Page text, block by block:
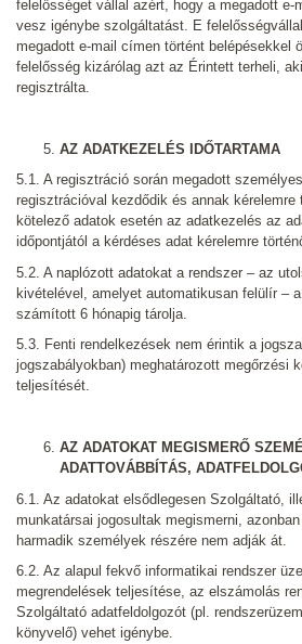
felelősséget vállal azért, hogy a megadott e-
vesz igénybe szolgáltatást. E
megadott e-mail címen történt belépésekkel
felelősség kizárólag azt az Érintett terheli,
regisztrálta.
AZ ADATKEZELÉS IDŐTARTAMA
5.1. A regisztráció során megadott
regisztrációval kezdődik és annak kérelemre
kötelező adatok esetén az adatkezelés az
időpontjától a kérdéses adat kérelemre
5.2. A naplózott adatokat a rendszer – az
kivételével, amelyet automatikusan felülír –
számított 6 hónapig tárolja.
5.3. Fenti rendelkezések nem érintik a
jogszabályokban) meghatározott megőrzési
teljesítését.
AZ ADATOKAT MEGISMERŐ
ADATTOVÁBBÍTÁS,
6.1. Az adatokat elsődlegesen Szolgáltató,
munkatársai jogosultak megismerni,
harmadik személyek részére nem adják át.
6.2. Az alapul fekvő informatikai rendszer
megrendelések teljesítése, az elszámolás
Szolgáltató adatfeldolgozót (pl.
könyvelő) vehet igénybe.